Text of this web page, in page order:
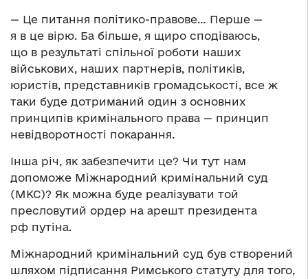
— Це питання політико-правове… Перше —
я в це вірю. Ба більше, я щиро сподіваюсь,
що в результаті спільної роботи наших
військових, наших партнерів, політиків,
юристів, представників громадськості, все ж
таки буде дотриманий один з основних
принципів кримінального права — принцип
невідворотності покарання.
Інша річ, як забезпечити це? Чи тут нам
допоможе Міжнародний кримінальний суд
(МКС)? Як можна буде реалізувати той
пресловутий ордер на арешт президента
рф путіна.
Міжнародний кримінальний суд був створений
шляхом підписання Римського статуту для того,